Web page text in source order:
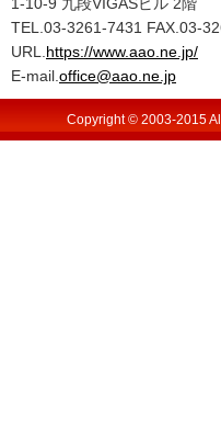
TEL.03-3261-7431 FAX.03-
URL. https://www.aao.ne.jp/
E-mail. office@aao.ne.jp
Copyright © 2003-2015